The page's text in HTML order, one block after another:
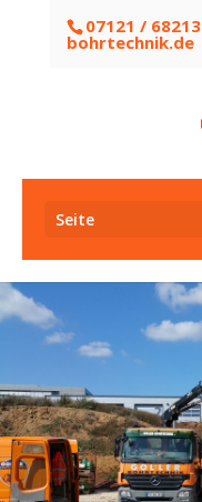
07121 / 68213
bohrtechnik.de